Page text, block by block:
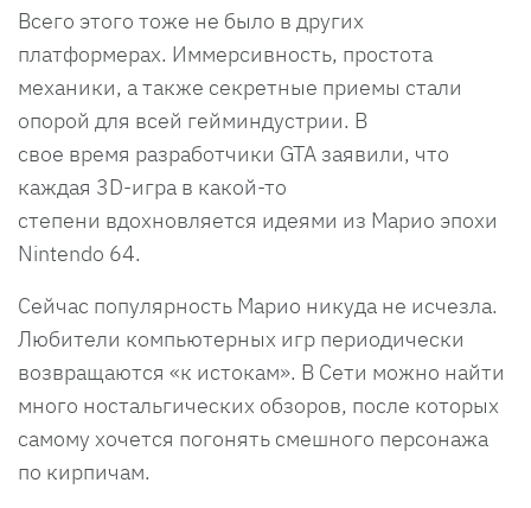
Всего этого тоже не было в других
платформерах. Иммерсивность, простота
механики, а также секретные приемы стали
опорой для всей гейминдустрии. В
свое время разработчики GTA заявили, что
каждая 3D-игра в какой-то
степени вдохновляется идеями из Марио эпохи
Nintendo 64.
Сейчас популярность Марио никуда не исчезла.
Любители компьютерных игр периодически
возвращаются «к истокам». В Сети можно найти
много ностальгических обзоров, после которых
самому хочется погонять смешного персонажа
по кирпичам.